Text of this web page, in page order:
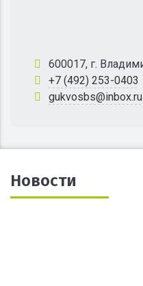
600017, г.
+7 (492) 253-0403
gukvosbs@inbox.ru
Новости